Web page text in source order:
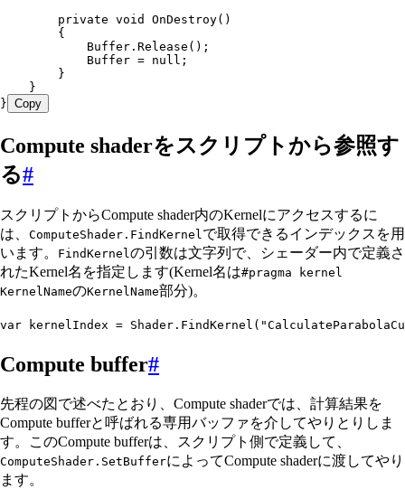
        private
void OnDestroy()
        {
            Buffer
. Release ();
            Buffer
= null ;
        }
    }
} Copy
Compute shaderをスクリプトから参照す
る#
スクリプトからCompute shader内のKernelにアクセスするに
は、 ComputeShader.FindKernelで取得できるインデックスを用
います。
FindKernelの引数は文字列で、シェーダー内で定義さ
れたKernel名を指定します(Kernel名は#pragma kernel
KernelNameのKernelName部分)。
var kernelIndex = Shader . FindKernel ( "
Compute buffer#
先程の図で述べたとおり、Compute shaderでは、計算結果を
Compute bufferと呼ばれる専用バッファを介してやりとりしま
す。このCompute bufferは、スクリプト側で定義して、
ComputeShader.SetBufferによってCompute shaderに渡してやり
ます。